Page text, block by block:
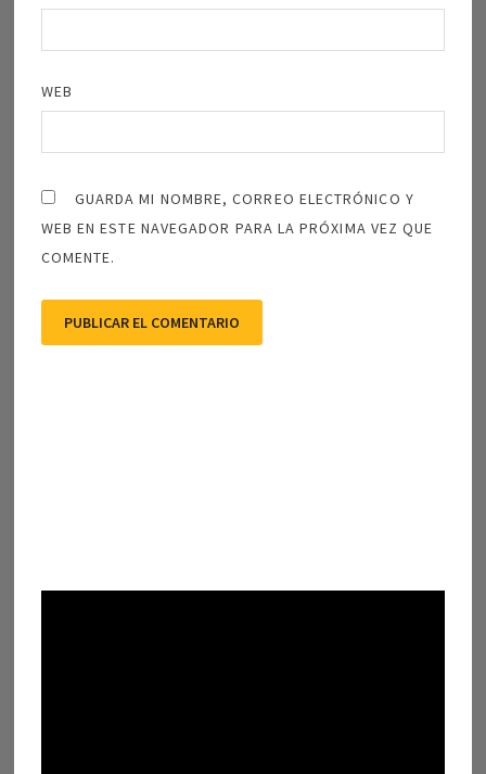
WEB
GUARDA MI NOMBRE, CORREO ELECTRÓNICO Y
WEB EN ESTE NAVEGADOR PARA LA PRÓXIMA VEZ QUE
COMENTE.